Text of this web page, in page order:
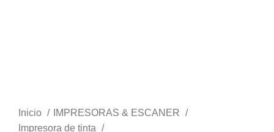
Inicio
IMPRESORAS & ESCANER
Impresora de tinta